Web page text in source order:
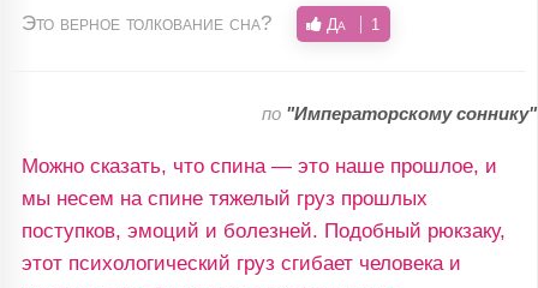
Это верное толкование сна? Да 1
по "Императорскому соннику"
Можно сказать, что спина — это наше прошлое, и
мы несем на спине тяжелый груз прошлых
поступков, эмоций и болезней. Подобный рюкзаку,
этот психологический груз сгибает человека и